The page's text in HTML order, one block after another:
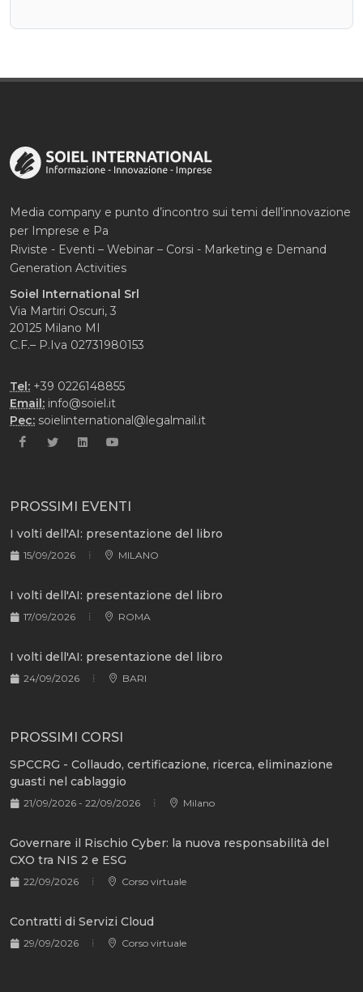
Media company e punto d’incontro sui temi dell’innovazione
per Imprese e Pa
Riviste - Eventi – Webinar – Corsi - Marketing e Demand
Generation Activities
Soiel International Srl
Via Martiri Oscuri, 3
20125 Milano MI
C.F.– P.Iva 02731980153
Tel: +39 0226148855
Email: info@soiel.it
Pec: soielinternational@legalmail.it
PROSSIMI EVENTI
I volti dell'AI: presentazione del libro
15/09/2026 MILANO
I volti dell'AI: presentazione del libro
17/09/2026 ROMA
I volti dell'AI: presentazione del libro
24/09/2026 BARI
PROSSIMI CORSI
SPCCRG - Collaudo, certificazione, ricerca, eliminazione
guasti nel cablaggio
21/09/2026 - 22/09/2026 Milano
Governare il Rischio Cyber: la nuova responsabilità del
CXO tra NIS 2 e ESG
22/09/2026 Corso virtuale
Contratti di Servizi Cloud
29/09/2026 Corso virtuale